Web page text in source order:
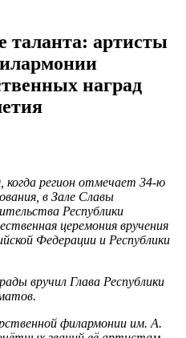
таланта: артисты
наград
когда регион отмечает 34-ю
в Зале Славы
Республики
церемония вручения
Федерации и Республики
вручил Глава Республики
филармонии им. А.